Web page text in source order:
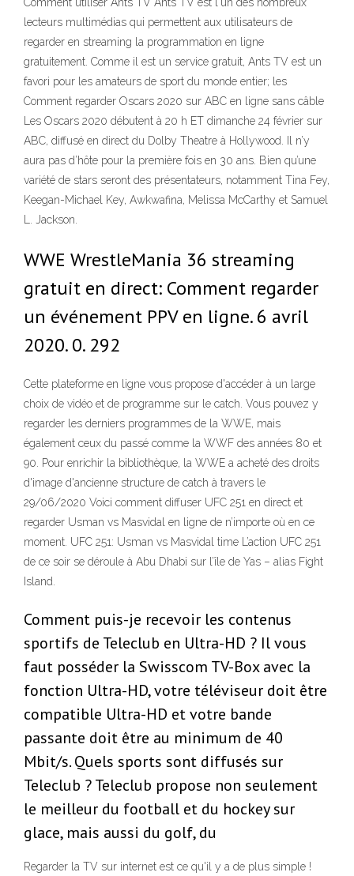
lecteurs multimédias qui permettent aux utilisateurs de
regarder en streaming la programmation en ligne
gratuitement. Comme il est un service gratuit, Ants TV est un
favori pour les amateurs de sport du monde entier; les
Comment regarder Oscars 2020 sur ABC en ligne sans câble
Les Oscars 2020 débutent à 20 h ET dimanche 24 février sur
ABC, diffusé en direct du Dolby Theatre à Hollywood. Il n’y
aura pas d’hôte pour la première fois en 30 ans. Bien qu’une
variété de stars seront des présentateurs, notamment Tina Fey,
Keegan-Michael Key, Awkwafina, Melissa McCarthy et Samuel
L. Jackson.
WWE WrestleMania 36 streaming
gratuit en direct: Comment regarder
un événement PPV en ligne. 6 avril
2020. 0. 292
Cette plateforme en ligne vous propose d'accéder à un large
choix de vidéo et de programme sur le catch. Vous pouvez y
regarder les derniers programmes de la WWE, mais
également ceux du passé comme la WWF des années 80 et
90. Pour enrichir la bibliothèque, la WWE a acheté des droits
d'image d'ancienne structure de catch à travers le
29/06/2020 Voici comment diffuser UFC 251 en direct et
regarder Usman vs Masvidal en ligne de n’importe où en ce
moment. UFC 251: Usman vs Masvidal time L’action UFC 251
de ce soir se déroule à Abu Dhabi sur l’île de Yas – alias Fight
Island.
Comment puis-je recevoir les contenus
sportifs de Teleclub en Ultra-HD ? Il vous
faut posséder la Swisscom TV-Box avec la
fonction Ultra-HD, votre téléviseur doit être
compatible Ultra-HD et votre bande
passante doit être au minimum de 40
Mbit/s. Quels sports sont diffusés sur
Teleclub ? Teleclub propose non seulement
le meilleur du football et du hockey sur
glace, mais aussi du golf, du
Regarder la TV sur internet est ce qu'il y a de plus simple !